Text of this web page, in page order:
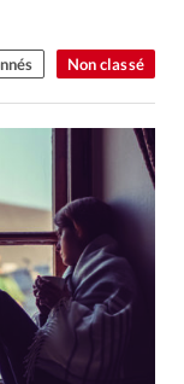
Non classé